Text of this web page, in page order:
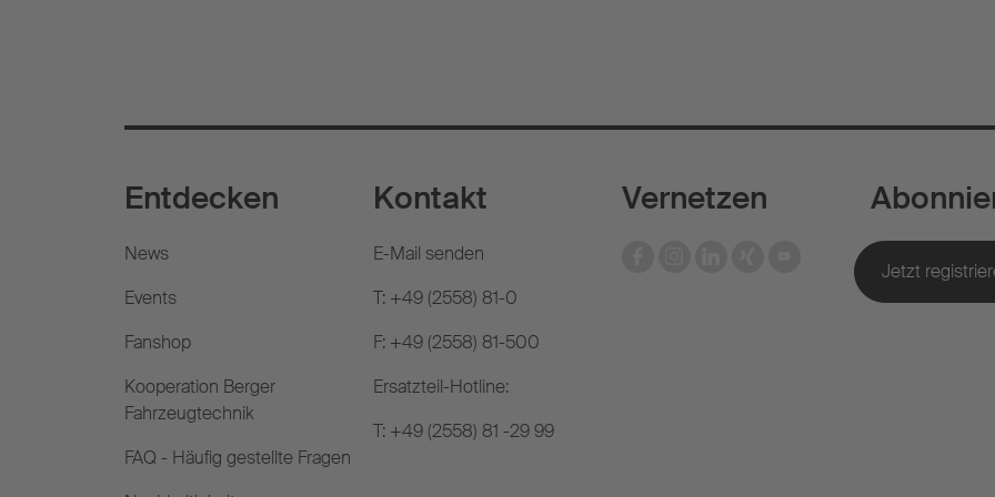
Entdecken
News
Events
Fanshop
Kooperation Berger
Fahrzeugtechnik
FAQ - Häufig gestellte Fragen
Kontakt
E-Mail senden
T: +49 (2558) 81-0
F: +49 (2558) 81-500
Ersatzteil-Hotline:
T: +49 (2558) 81 -29 99
Vernetzen